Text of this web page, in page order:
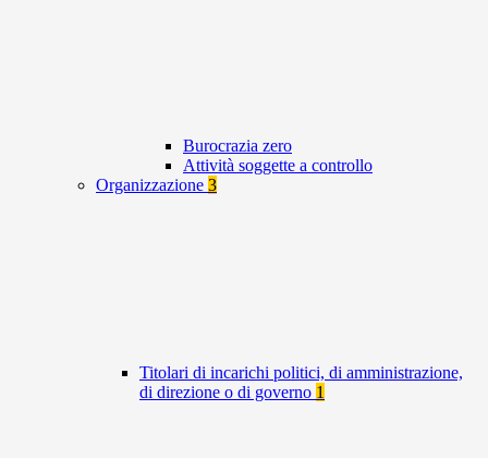
Burocrazia zero
Attività soggette a controllo
Organizzazione 3
Titolari di incarichi politici, di amministrazione,
di direzione o di governo 1